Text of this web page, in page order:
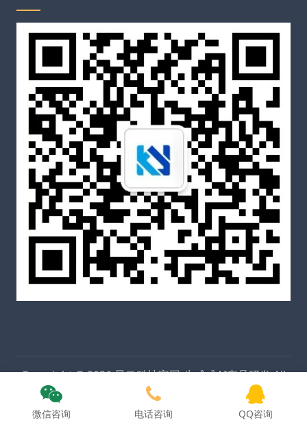
Copyright © 2026昆云科技官网-生成式AI产品研发All
Rights Reserved
粤ICP备2025453703号-1
Theme byWordPress
微信咨询 电话咨询 QQ咨询